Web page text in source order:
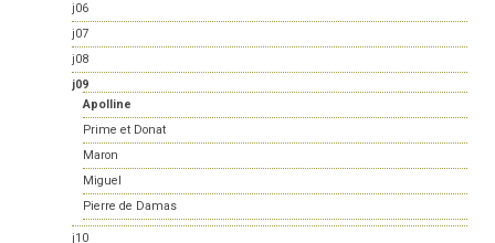
j06
j07
j08
j09
Apolline
Prime et Donat
Maron
Miguel
Pierre de Damas
j10